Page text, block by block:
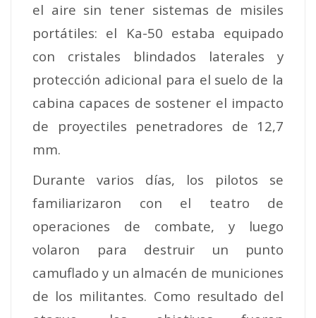
el aire sin tener sistemas de misiles
portátiles: el Ka-50 estaba equipado
con cristales blindados laterales y
protección adicional para el suelo de la
cabina capaces de sostener el impacto
de proyectiles penetradores de 12,7
mm.
Durante varios días, los pilotos se
familiarizaron con el teatro de
operaciones de combate, y luego
volaron para destruir un punto
camuflado y un almacén de municiones
de los militantes. Como resultado del